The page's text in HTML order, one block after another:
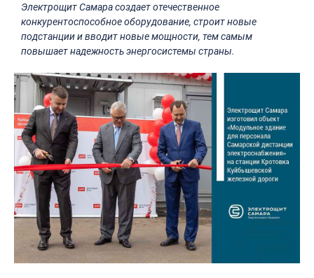
Электрощит Самара создает отечественное
конкурентоспособное оборудование, строит новые
подстанции и вводит новые мощности, тем самым
повышает надежность энергосистемы страны.